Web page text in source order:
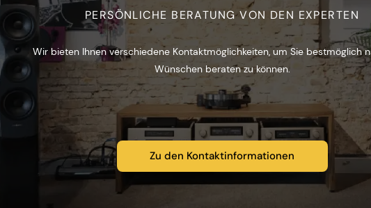
PERSÖNLICHE BERATUNG VON DEN EXPERTEN
Wir bieten Ihnen verschiedene Kontaktmöglichkeiten, um Sie bestmöglich
Wünschen beraten zu können.
Zu den Kontaktinformationen